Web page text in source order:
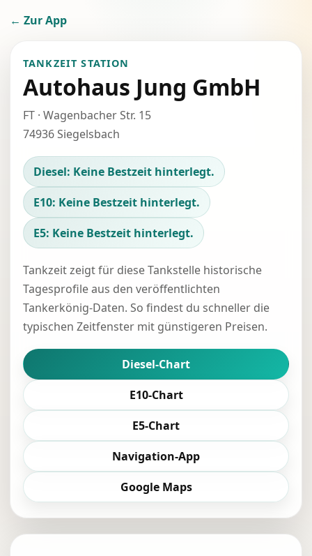
← Zur App
TANKZEIT STATION
Autohaus Jung GmbH
FT · Wagenbacher Str. 15
74936 Siegelsbach
Diesel: Keine Bestzeit hinterlegt.
E10: Keine Bestzeit hinterlegt.
E5: Keine Bestzeit hinterlegt.
Tankzeit zeigt für diese Tankstelle historische
Tagesprofile aus den veröffentlichten
Tankerkönig-Daten. So findest du schneller die
typischen Zeitfenster mit günstigeren Preisen.
Diesel-Chart
E10-Chart
E5-Chart
Navigation-App
Google Maps